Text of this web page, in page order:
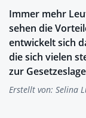
Immer mehr
sehen die
entwickelt sich
die sich vielen
zur
Erstellt von: Selina